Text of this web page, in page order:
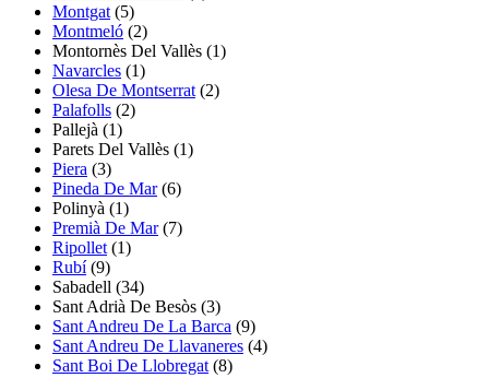
Montgat (5)
Montmeló (2)
Montornès Del Vallès (1)
Navarcles (1)
Olesa De Montserrat (2)
Palafolls (2)
Pallejà (1)
Parets Del Vallès (1)
Piera (3)
Pineda De Mar(6)
Polinyà (1)
Premià De Mar(7)
Ripollet (1)
Rubí(9)
Sabadell (34)
Sant Adrià De Besòs (3)
Sant Andreu De La Barca (9)
Sant Andreu De Llavaneres (4)
Sant Boi De Llobregat (8)